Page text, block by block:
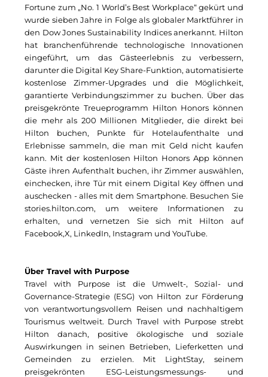
National Center for Waste Management
Neuhausen Neudenken
PAULUS Immobiliengruppe
Pembroke
Quartier am Bahnhof Taufkirchen
R&S Immobilienmanagement GmbH
RE/MAX Germany
Rock Capital Group
Schwaiger Group
Starlab International GmbH
The Q
The Scandinavian Ensemble
The Stack
The Verse
Fortune zum „No. 1 World’s Best Workplace“ gekürt und
wurde sieben Jahre in Folge als globaler Marktführer in
den Dow Jones Sustainability Indices anerkannt. Hilton
hat branchenführende technologische Innovationen
eingeführt, um das Gästeerlebnis zu verbessern,
darunter die Digital Key Share-Funktion, automatisierte
kostenlose Zimmer-Upgrades und die Möglichkeit,
garantierte Verbindungszimmer zu buchen. Über das
preisgekrönte Treueprogramm Hilton Honors können
die mehr als 200 Millionen Mitglieder, die direkt bei
Hilton buchen, Punkte für Hotelaufenthalte und
Erlebnisse sammeln, die man mit Geld nicht kaufen
kann. Mit der kostenlosen Hilton Honors App können
Gäste ihren Aufenthalt buchen, ihr Zimmer auswählen,
einchecken, ihre Tür mit einem Digital Key öffnen und
auschecken - alles mit dem Smartphone. Besuchen Sie
stories.hilton.com, um weitere Informationen zu
erhalten, und vernetzen Sie sich mit Hilton auf
Facebook,X, LinkedIn, Instagram und YouTube.
Über Travel with Purpose
Travel with Purpose ist die Umwelt-, Sozial- und
Governance-Strategie (ESG) von Hilton zur Förderung
von verantwortungsvollem Reisen und nachhaltigem
Tourismus weltweit. Durch Travel with Purpose strebt
Hilton danach, positive ökologische und soziale
Auswirkungen in seinen Betrieben, Lieferketten und
Gemeinden zu erzielen. Mit LightStay, seinem
preisgekrönten ESG-Leistungsmessungs- und